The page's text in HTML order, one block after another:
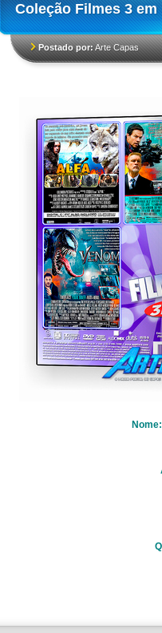
Coleção Filmes 3 em
Postado por:Arte Capas